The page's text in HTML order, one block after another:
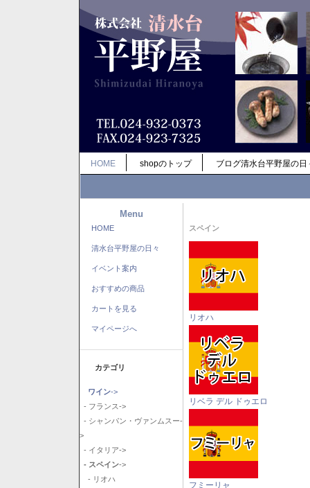
HOME shopのトップ ブログ清水台平野屋の日
Menu
HOME
清水台平野屋の日々
イベント案内
おすすめの商品
カートを見る
マイページへ
カテゴリ
ワイン->
- フランス->
- シャンパン・ヴァンムスー-
>
- イタリア->
- スペイン->
- リオハ
スペイン
リオハ
リベラ デル ドゥエロ
フミーリャ